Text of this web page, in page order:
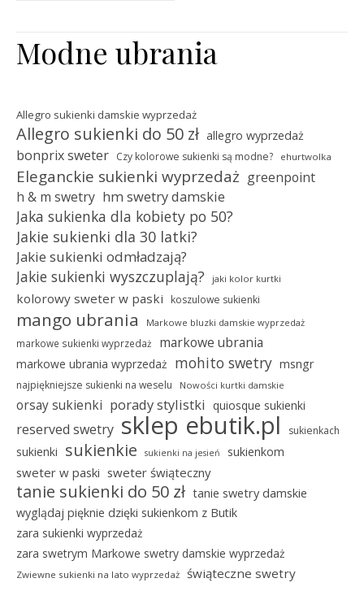
Modne ubrania
Allegro sukienki damskie wyprzedaż
Allegro sukienki do 50 zł allegro wyprzedaż
bonprix sweter Czy kolorowe sukienki są modne? ehurtwolka
Eleganckie sukienki wyprzedaż greenpoint
h & m swetry hm swetry damskie
Jaka sukienka dla kobiety po 50?
Jakie sukienki dla 30 latki?
Jakie sukienki odmładzają?
Jakie sukienki wyszczuplają? jaki kolor kurtki
kolorowy sweter w paski koszulowe sukienki
mango ubrania Markowe bluzki damskie wyprzedaż
markowe sukienki wyprzedaż markowe ubrania
markowe ubrania wyprzedaż mohito swetry msngr
najpiękniejsze sukienki na weselu Nowości kurtki damskie
orsay sukienki porady stylistki quiosque sukienki
reserved swetry sklep ebutik.pl sukienkach
sukienki sukienkie sukienki na jesień sukienkom
sweter w paski sweter świąteczny
tanie sukienki do 50 zł tanie swetry damskie
wyglądaj pięknie dzięki sukienkom z Butik
zara sukienki wyprzedaż
zara swetrym Markowe swetry damskie wyprzedaż
Zwiewne sukienki na lato wyprzedaż świąteczne swetry